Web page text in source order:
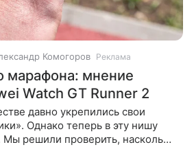
Комогоров Реклама
марафона: мнение
Watch GT Runner 2
давно укрепились свои
Однако теперь в эту нишу
Мы решили проверить, насколько